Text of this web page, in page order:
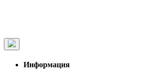
Информация